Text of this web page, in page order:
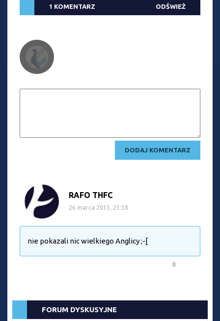
1 KOMENTARZ ODŚWIEŻ
RAFO THFC
26 marca 2013, 23:38
nie pokazali nic wielkiego Anglicy ;-[
0
FORUM DYSKUSYJNE